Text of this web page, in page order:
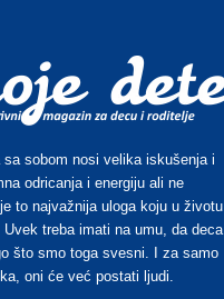
sa sobom nosi velika iskušenja i
odricanja i energiju ali ne
to najvažnija uloga koju u životu
treba imati na umu, da deca
što smo toga svesni. I za samo
oni će već postati ljudi.